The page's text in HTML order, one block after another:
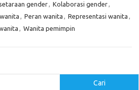
gender, Kolaborasi gender,
, Peran wanita , Representasi wanita ,
, Wanita pemimpin
Cari